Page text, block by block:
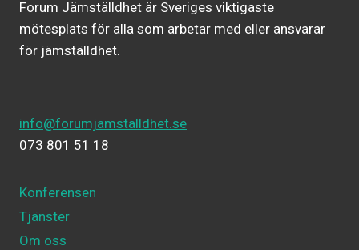
Forum Jämställdhet är Sveriges viktigaste
mötesplats för alla som arbetar med eller ansvarar
för jämställdhet.
info@forumjamstalldhet.se
073 801 51 18
Konferensen
Tjänster
Om oss